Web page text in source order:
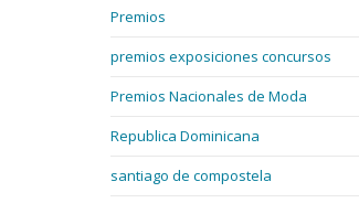
Premios
premios exposiciones concursos
Premios Nacionales de Moda
Republica Dominicana
santiago de compostela